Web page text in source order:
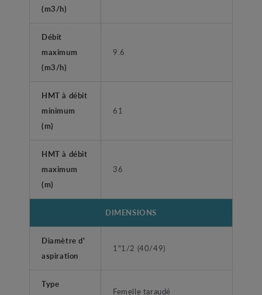
(m3/h)
Débit
maximum
(m3/h)
9.6
HMT à débit
minimum
(m)
61
HMT à débit
maximum
(m)
36
DIMENSIONS
Diamètre d'
aspiration
1"1/2 (40/49)
Type
Femelle taraudé